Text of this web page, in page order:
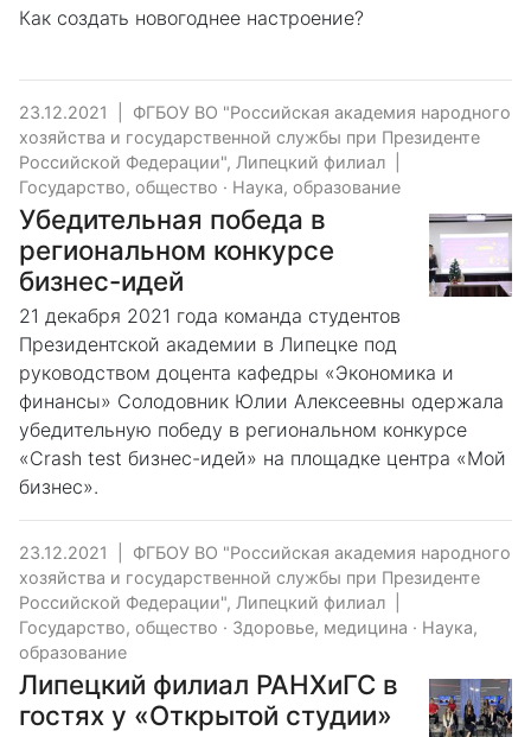
Как создать новогоднее настроение?
23.12.2021
ФГБОУ ВО "Российская академия народного
хозяйства и государственной службы при Президенте
Российской Федерации", Липецкий филиал
Государство, общество · Наука, образование
Убедительная победа в
региональном конкурсе
бизнес-идей
21 декабря 2021 года команда студентов
Президентской академии в Липецке под
руководством доцента кафедры «Экономика и
финансы» Солодовник Юлии Алексеевны одержала
убедительную победу в региональном конкурсе
«Crash test бизнес-идей» на площадке центра «Мой
бизнес».
23.12.2021
ФГБОУ ВО "Российская академия народного
хозяйства и государственной службы при Президенте
Российской Федерации", Липецкий филиал
Государство, общество · Здоровье, медицина · Наука,
образование
Липецкий филиал РАНХиГС в
гостях у «Открытой студии»